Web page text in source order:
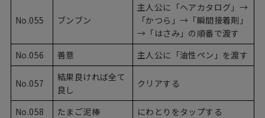
No.055 ブンブン
主人公に「ヘアカタログ」→
「かつら」→「瞬間接着剤」
→「はさみ」の順番で渡す
No.056
善意 主人公に「油性ペン」を渡す
No.057
結果良ければ全て
良し
クリアする
No.058 たまご泥棒 にわとりをタップする